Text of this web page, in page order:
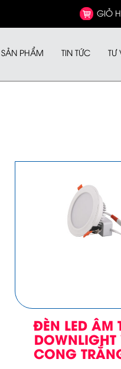
GIỎ
SẢN PHẨM TIN TỨC TƯ
ĐÈN LED ÂM
DOWNLIGHT
CONG